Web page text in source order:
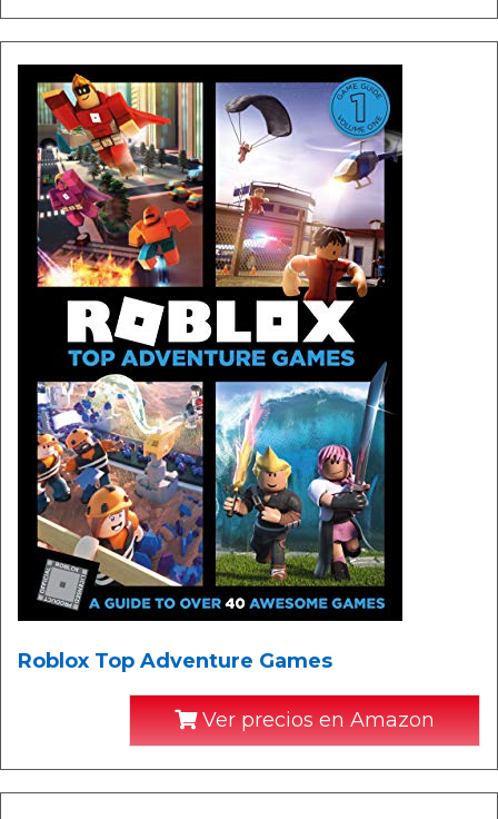
Roblox Top Adventure Games
Ver precios en Amazon